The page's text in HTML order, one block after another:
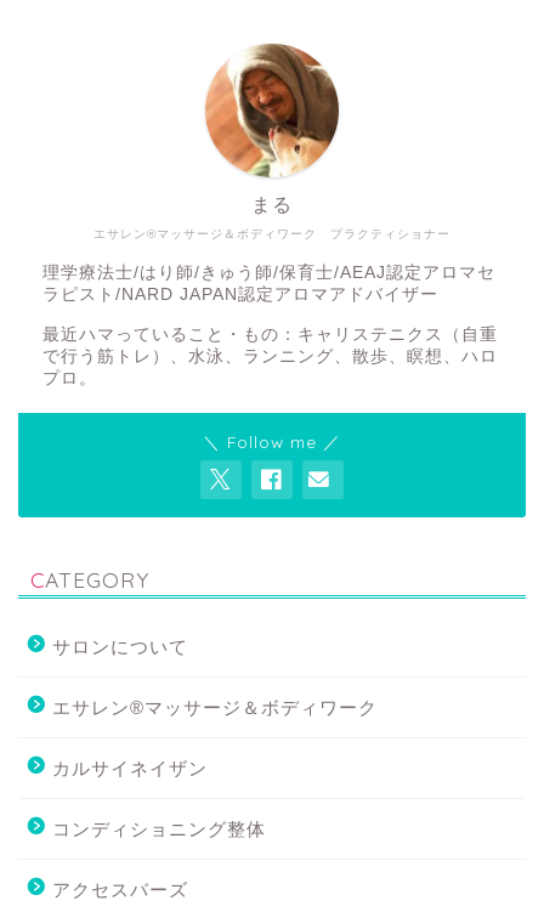
エサレン®マッサージ＆ボディワーク プラクティショナー
まる
理学療法士/はり師/きゅう師/保育士/AEAJ認定アロマセ
ラピスト/NARD JAPAN認定アロマアドバイザー
最近ハマっていること・もの：キャリステニクス（自重
で行う筋トレ）、水泳、ランニング、散歩、瞑想、ハロ
プロ。
＼ Follow me ／
CATEGORY
サロンについて
エサレン®マッサージ＆ボディワーク
カルサイネイザン
コンディショニング整体
アクセスバーズ